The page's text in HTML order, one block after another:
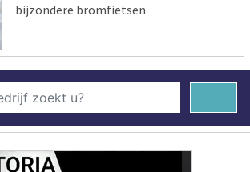
bijzondere bromfietsen